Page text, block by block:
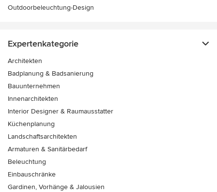
Outdoorbeleuchtung-Design
Expertenkategorie
Architekten
Badplanung & Badsanierung
Bauunternehmen
Innenarchitekten
Interior Designer & Raumausstatter
Küchenplanung
Landschaftsarchitekten
Armaturen & Sanitärbedarf
Beleuchtung
Einbauschränke
Gardinen, Vorhänge & Jalousien